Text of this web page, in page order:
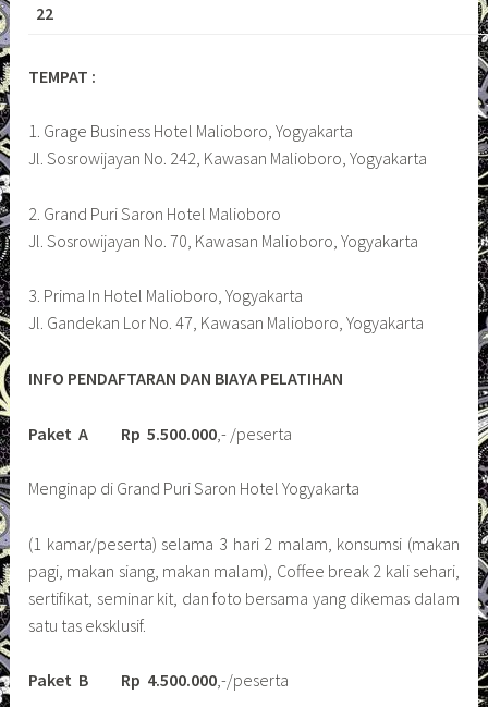
22
TEMPAT :
1. Grage Business Hotel Malioboro, Yogyakarta
Jl. Sosrowijayan No. 242, Kawasan Malioboro, Yogyakarta
2. Grand Puri Saron Hotel Malioboro
Jl. Sosrowijayan No. 70, Kawasan Malioboro, Yogyakarta
3. Prima In Hotel Malioboro, Yogyakarta
Jl. Gandekan Lor No. 47, Kawasan Malioboro, Yogyakarta
INFO PENDAFTARAN DAN BIAYA PELATIHAN
Paket A Rp 5.500.000 ,- /peserta
Menginap di Grand Puri Saron Hotel Yogyakarta
(1 kamar/peserta) selama 3 hari 2 malam, konsumsi (makan
pagi, makan siang, makan malam), Coffee break 2 kali sehari,
sertifikat, seminar kit, dan foto bersama yang dikemas dalam
satu tas eksklusif.
Paket B Rp 4.500.000,-/peserta